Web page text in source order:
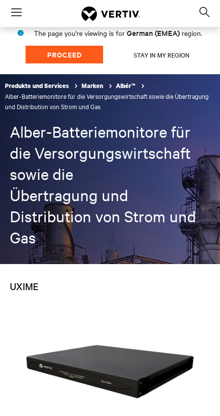
Menu
The page you're viewing is for German (EMEA) region.
PROCEED STAY IN MY REGION
Produkte und Services Marken Albér™
Alber-Batteriemonitore für die Versorgungswirtschaft sowie die Übertragung
und Distribution von Strom und Gas
Alber-Batteriemonitore für
die Versorgungswirtschaft
sowie die
Übertragung und
Distribution von Strom und
Gas
UXIME